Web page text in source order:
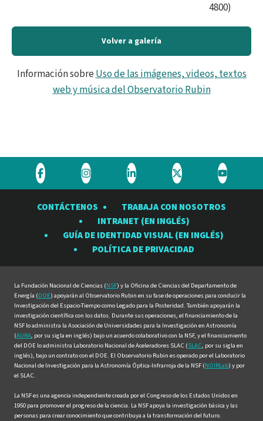
4800)
Volver a galería
Información sobreUso de las imágenes, videos, textos
web y música del Observatorio Rubin
Visite
Observatorio
Visite
Observatorio
Rubin
en
Visite
Observatorio
Rubin
en
Visite
Observatorio
Rubin
en
Visite
Rubin
en
CONTÁCTENOS
TRABAJA CON NOSOTROS
INTRANET (EN INGLÉS)
GUÍA DE IDENTIDAD VISUAL (EN INGLÉS)
POLÍTICA DE PRIVACIDAD
La Fundación Nacional de Ciencias (NSF) y la Oficina de Ciencias del Departamento de
Energía (DOE) apoyarán al Observatorio Rubin en su fase de operaciones para conducir la
Investigación del Espacio-Tiempo como Legado para la Posteridad. También apoyarán la
investigación científica con los datos. Durante sus operaciones, el financiamiento de la
NSF lo administra la Asociación de Universidades para la Investigación en Astronomía
(AURA, por su sigla en inglés) bajo un acuerdo colaborativo con la NSF, y el financiamiento
del DOE lo administra Laboratorio Nacional de Aceleradores SLAC (SLAC, por su sigla en
inglés), bajo un contrato con el DOE. El Observatorio Rubin es operado por el Laboratorio
Nacional de Investigación para la Astronomía Óptica-Infrarroja de la NSF (NOIRLab) y por
el SLAC.
La NSF es una agencia independiente creada por el Congreso de los Estados Unidos en
1950 para promover el progreso de la ciencia. La NSF apoya la investigación básica y las
personas para crear conocimiento que contribuya a la transformación del futuro.